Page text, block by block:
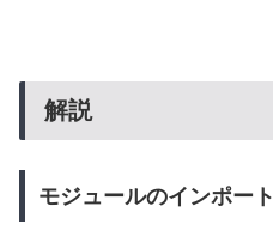
解説
モジュールのインポート